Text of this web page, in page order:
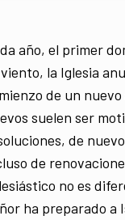
año, el primer
la Iglesia
de un nuevo
suelen ser
de
de
no es
ha preparado a